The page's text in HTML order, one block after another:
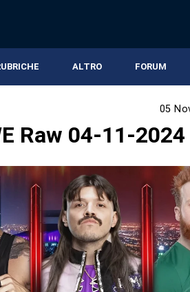
ALTRO FORUM
05
Raw 04-11-2024